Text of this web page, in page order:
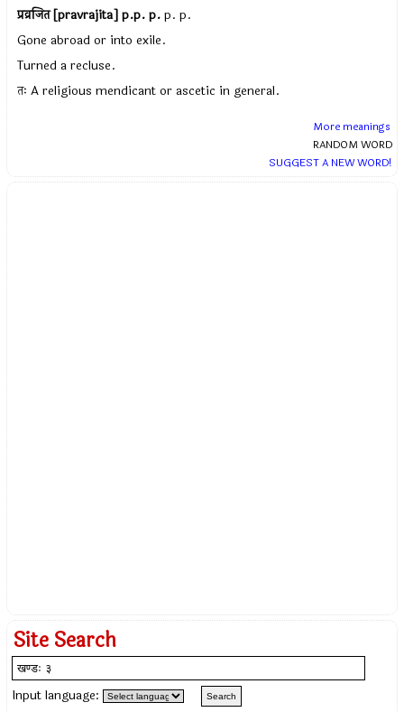
प्रव्रजित [pravrajita] p.p. p. p. p.
Gone abroad or into exile.
Turned a recluse.
तः A religious mendicant or ascetic in general.
More meanings
RANDOM WORD
SUGGEST A NEW WORD!
Site Search
Input language: